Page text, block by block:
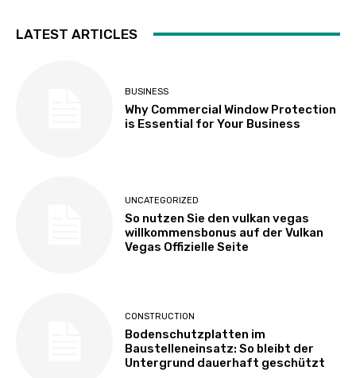
LATEST ARTICLES
BUSINESS
Why Commercial Window Protection
is Essential for Your Business
UNCATEGORIZED
So nutzen Sie den vulkan vegas
willkommensbonus auf der Vulkan
Vegas Offizielle Seite
CONSTRUCTION
Bodenschutzplatten im
Baustelleneinsatz: So bleibt der
Untergrund dauerhaft geschützt